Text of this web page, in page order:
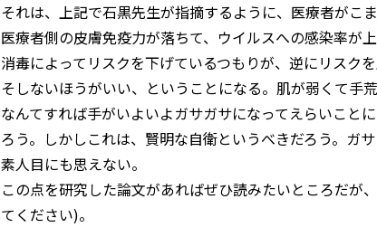
それは、上記で石黒先生が指摘するように、医療者がこ
医療者側の皮膚免疫力が落ちて、ウイルスへの感染率が
消毒によってリスクを下げているつもりが、逆にリスク
そしないほうがいい、ということになる。肌が弱くて手
なんてすれば手がいよいよガサガサになってえらいこと
ろう。しかしこれは、賢明な自衛というべきだろう。ガ
素人目にも思えない。
この点を研究した論文があればぜひ読みたいところだが
てください)。